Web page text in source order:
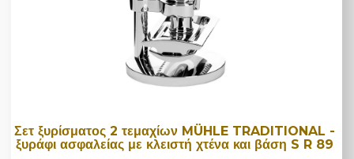
Σετ ξυρίσματος 2 τεμαχίων MÜHLE TRADITIONAL -
ξυράφι ασφαλείας με κλειστή χτένα και βάση S R 89